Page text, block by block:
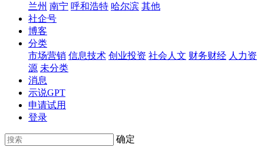
兰州 南宁 呼和浩特 哈尔滨 其他
社企号
博客
分类
市场营销 信息技术 创业投资 社会人文 财务财经 人力资
源 未分类
消息
示说GPT
申请试用
登录
确定